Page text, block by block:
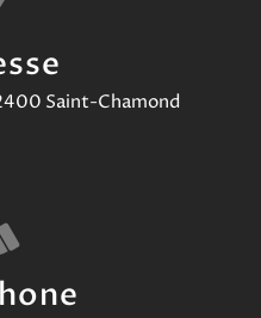
Saint-Chamond